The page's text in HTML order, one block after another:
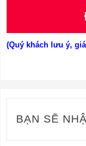
(Quý khách lưu ý,
BẠN SẼ